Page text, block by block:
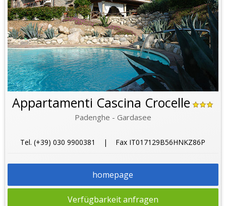
Appartamenti Cascina Crocelle
Padenghe - Gardasee
Tel. (+39) 030 9900381 | Fax IT017129B56HNKZ86P
homepage
Verfügbarkeit anfragen